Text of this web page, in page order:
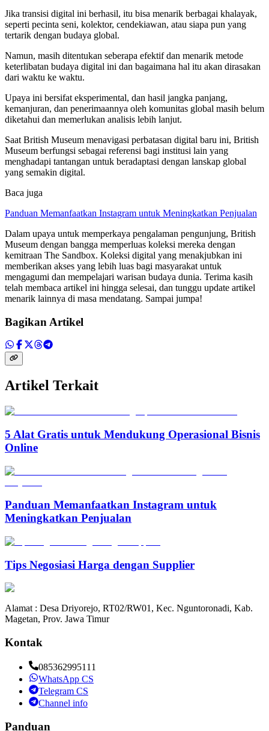
Jika transisi digital ini berhasil, itu bisa menarik berbagai khalayak,
seperti pecinta seni, kolektor, cendekiawan, atau siapa pun yang
tertarik dengan budaya global.
Namun, masih ditentukan seberapa efektif dan menarik metode
keterlibatan budaya digital ini dan bagaimana hal itu akan dirasakan
dari waktu ke waktu.
Upaya ini bersifat eksperimental, dan hasil jangka panjang,
kemanjuran, dan penerimaannya oleh komunitas global masih belum
diketahui dan memerlukan analisis lebih lanjut.
Saat British Museum menavigasi perbatasan digital baru ini, British
Museum berfungsi sebagai referensi bagi institusi lain yang
menghadapi tantangan untuk beradaptasi dengan lanskap global
yang semakin digital.
Baca juga
Panduan Memanfaatkan Instagram untuk Meningkatkan Penjualan
Dalam upaya untuk memperkaya pengalaman pengunjung, British
Museum dengan bangga memperluas koleksi mereka dengan
kemitraan The Sandbox. Koleksi digital yang menakjubkan ini
memberikan akses yang lebih luas bagi masyarakat untuk
mengagumi dan mempelajari warisan budaya dunia. Terima kasih
telah membaca artikel ini hingga selesai, dan tunggu update artikel
menarik lainnya di masa mendatang. Sampai jumpa!
Bagikan Artikel
Artikel Terkait
5 Alat Gratis untuk Mendukung Operasional Bisnis
Online
Panduan Memanfaatkan Instagram untuk
Meningkatkan Penjualan
Tips Negosiasi Harga dengan Supplier
Alamat : Desa Driyorejo, RT02/RW01, Kec. Nguntoronadi, Kab.
Magetan, Prov. Jawa Timur
Kontak
085362995111
WhatsApp CS
Telegram CS
Channel info
Panduan